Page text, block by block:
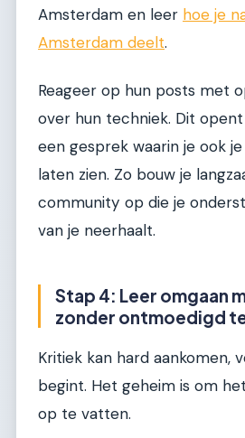
Amsterdam en leer hoe je
Amsterdam deelt.
Reageer op hun posts met
over hun techniek. Dit
een gesprek waarin je ook
laten zien. Zo bouw je
community op die je
van je neerhaalt.
Stap 4: Leer omgaan
zonder ontmoedigd
Kritiek kan hard aankomen,
begint. Het geheim is om
op te vatten.